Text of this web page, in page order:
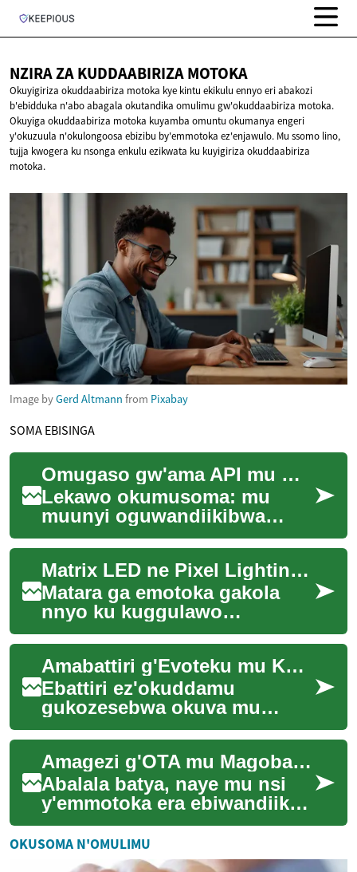
NZIRA ZAKUDDAABIRIZA MOTOKA
Okuyigiriza okuddaabiriza motoka kye kintu ekikulu ennyo eri abakozi
b'ebidduka n'abo abagala okutandika omulimu gw'okuddaabiriza motoka.
Okuyiga okuddaabiriza motoka kuyamba omuntu okumanya engeri
y'okuzuula n'okulongoosa ebizibu by'emmotoka ez'enjawulo. Mu ssomo lino,
tujja kwogera ku nsonga enkulu ezikwata ku kuyigiriza okuddaabiriza
motoka.
Image byGerd Altmann from Pixabay
SOMA EBISINGA
Omugaso gw'ama API mu motoka za ku nsi y'ekyalo
Lekawo okumusoma: mu
muunyi oguwandiikibwa
guno, tutegeera ensonga
y'amateeka g'ama API mu
by'obwanguzi bw'obutale n'...
Matrix LED ne Pixel Lighting mu Matara z'Emmotoka
Matara ga emotoka gakola
nnyo ku kuggulawo
enzirugavu mu kutambula era
gatambulira ku buwangwa
n'obukuumi. Ebikozeseb...Amabattiri g'Evoteku mu Kusasula Ebyalo
Ebattiri ez'okuddamu
gukozesebwa okuva mu
emotoka za elektrik ziri mu
kiseera eky'obulungi mu
tekinologiya y'amaanyi....
Amagezi g'OTA mu Magoba g'Emmotoka
Abalala batya, naye mu nsi
y'emmotoka era ebiwandiiko
by'ebyuma byeyongera
okuteekebwa mu motoka nga
bino bikozesa OT...
OKUSOMA N'OMULIMU